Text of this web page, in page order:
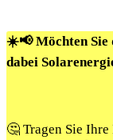
☀️📢 Möchten Sie
dabei
🤔 Tragen Sie